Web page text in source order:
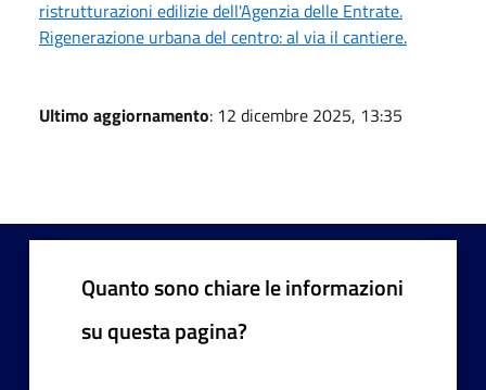
ristrutturazioni edilizie dell'Agenzia delle Entrate.
Rigenerazione urbana del centro: al via il cantiere.
Ultimo aggiornamento: 12 dicembre 2025, 13:35
Quanto sono chiare le informazioni
su questa pagina?